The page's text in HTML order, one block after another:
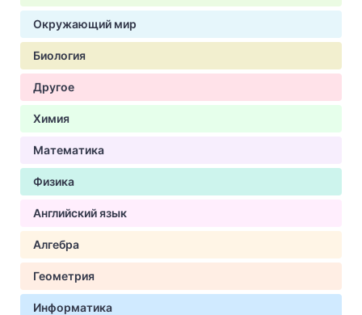
Окружающий мир
Биология
Другое
Химия
Математика
Физика
Английский язык
Алгебра
Геометрия
Информатика